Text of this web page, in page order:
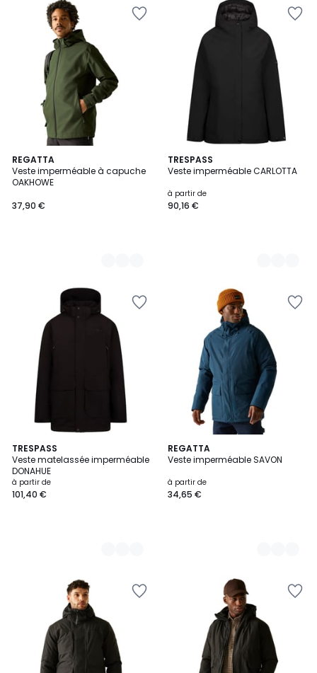
REGATTA
Veste imperméable à capuche
OAKHOWE
37,90 €
2
Couleurs
TRESPASS
Veste imperméable CARLOTTA
à partir de
90,16 €
2
Couleurs
TRESPASS
Veste matelassée imperméable
DONAHUE
à partir de
101,40 €
2
Couleurs
REGATTA
Veste imperméable SAVON
à partir de
34,65 €
2
Couleurs